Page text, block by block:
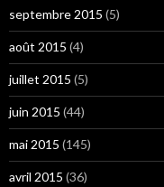
septembre 2015 (5)
août 2015 (4)
juillet 2015 (5)
juin 2015 (44)
mai 2015 (145)
avril 2015 (36)